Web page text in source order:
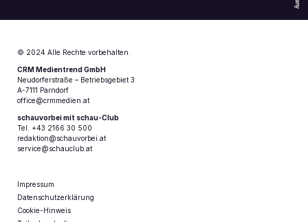
© 2024 Alle Rechte vorbehalten.
CRM Medientrend GmbH
Neudorferstraße – Betriebsgebiet 3
A-7111 Parndorf
office@crmmedien.at
schauvorbei mit schau-Club
Tel. +43 2166 30 500
redaktion@schauvorbei.at
service@schauclub.at
Impressum
Datenschutzerklärung
Cookie-Hinweis